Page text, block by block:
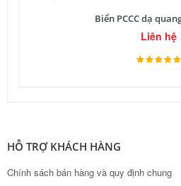
Biển PCCC dạ
Liên hệ
HỖ TRỢ KHÁCH HÀNG
Chính sách bán hàng và quy định chung